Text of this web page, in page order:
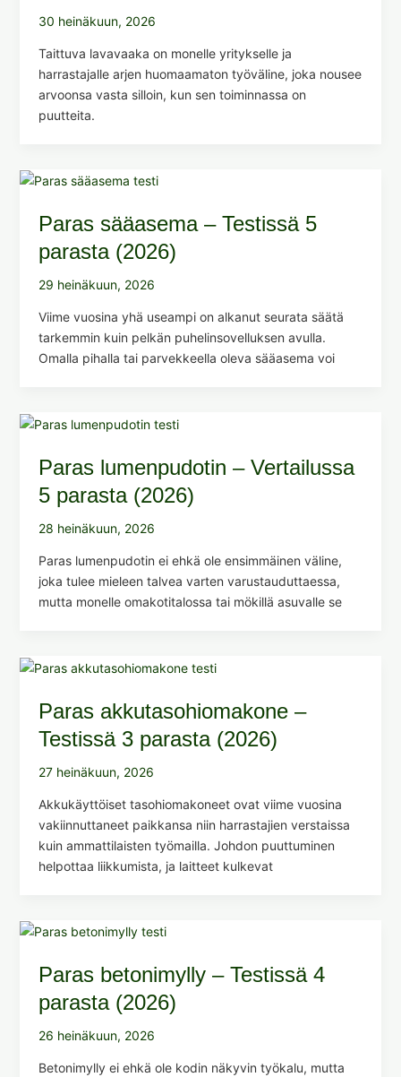
30 heinäkuun, 2026
Taittuva lavavaaka on monelle yritykselle ja
harrastajalle arjen huomaamaton työväline, joka nousee
arvoonsa vasta silloin, kun sen toiminnassa on
puutteita.
Paras sääasema – Testissä 5
parasta (2026)
29 heinäkuun, 2026
Viime vuosina yhä useampi on alkanut seurata säätä
tarkemmin kuin pelkän puhelinsovelluksen avulla.
Omalla pihalla tai parvekkeella oleva sääasema voi
Paras lumenpudotin – Vertailussa
5 parasta (2026)
28 heinäkuun, 2026
Paras lumenpudotin ei ehkä ole ensimmäinen väline,
joka tulee mieleen talvea varten varustauduttaessa,
mutta monelle omakotitalossa tai mökillä asuvalle se
Paras akkutasohiomakone –
Testissä 3 parasta (2026)
27 heinäkuun, 2026
Akkukäyttöiset tasohiomakoneet ovat viime vuosina
vakiinnuttaneet paikkansa niin harrastajien verstaissa
kuin ammattilaisten työmailla. Johdon puuttuminen
helpottaa liikkumista, ja laitteet kulkevat
Paras betonimylly – Testissä 4
parasta (2026)
26 heinäkuun, 2026
Betonimylly ei ehkä ole kodin näkyvin työkalu, mutta